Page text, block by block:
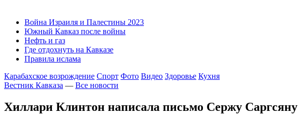
Война Израиля и Палестины 2023
Южный Кавказ после войны
Нефть и газ
Где отдохнуть на Кавказе
Правила ислама
Карабахское возрождение Спорт Фото Видео Здоровье Кухня
Вестник Кавказа — Все новости
Хиллари Клинтон написала письмо Сержу Саргсяну